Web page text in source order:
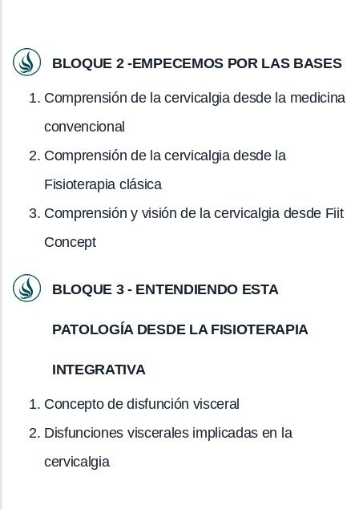
BLOQUE 2 -EMPECEMOS POR LAS BASES
Comprensión de la cervicalgia desde la medicina
convencional
Comprensión de la cervicalgia desde la
Fisioterapia clásica
Comprensión y visión de la cervicalgia desde Fiit
Concept
BLOQUE 3 - ENTENDIENDO ESTA
PATOLOGÍA DESDE LA FISIOTERAPIA
INTEGRATIVA
Concepto de disfunción visceral
Disfunciones viscerales implicadas en la
cervicalgia